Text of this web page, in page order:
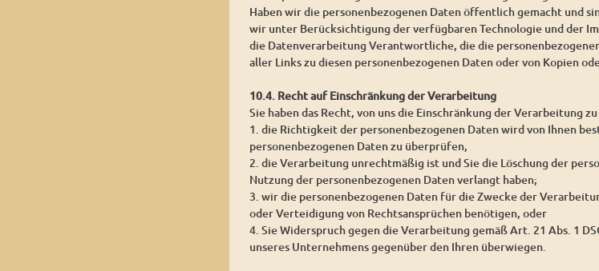
Haben wir die personenbezogenen Daten öffentlich gemacht und
wir unter Berücksichtigung der verfügbaren Technologie und der
die Datenverarbeitung Verantwortliche, die die
aller Links zu diesen personenbezogenen Daten oder von Kopien
10.4. Recht auf Einschränkung der Verarbeitung
Sie haben das Recht, von uns die Einschränkung der Verarbeitung
1. die Richtigkeit der personenbezogenen Daten wird von Ihnen
personenbezogenen Daten zu überprüfen,
2. die Verarbeitung unrechtmäßig ist und Sie die Löschung der
Nutzung der personenbezogenen Daten verlangt haben;
3. wir die personenbezogenen Daten für die Zwecke der
oder Verteidigung von Rechtsansprüchen benötigen, oder
4. Sie Widerspruch gegen die Verarbeitung gemäß Art. 21 Abs. 1
unseres Unternehmens gegenüber den Ihren überwiegen.